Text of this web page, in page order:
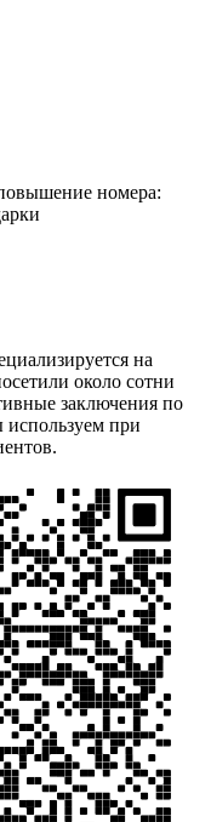
номера:
на
около сотни
заключения по
используем при